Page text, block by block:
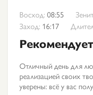
Восход: 08:55
Заход: 16:17
Отличный день для
реализацией своих
уверены: всё у вас